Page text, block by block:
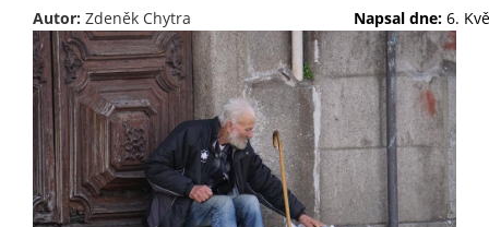
Autor: Zdeněk Chytra Napsal dne: 6.